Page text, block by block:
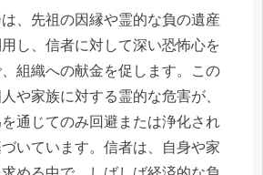
、先祖の因縁や霊的な負の遺産
し、信者に対して深い恐怖心を
組織への献金を促します。この
や家族に対する霊的な危害が、
通じてのみ回避または浄化され
いています。信者は、自身や家